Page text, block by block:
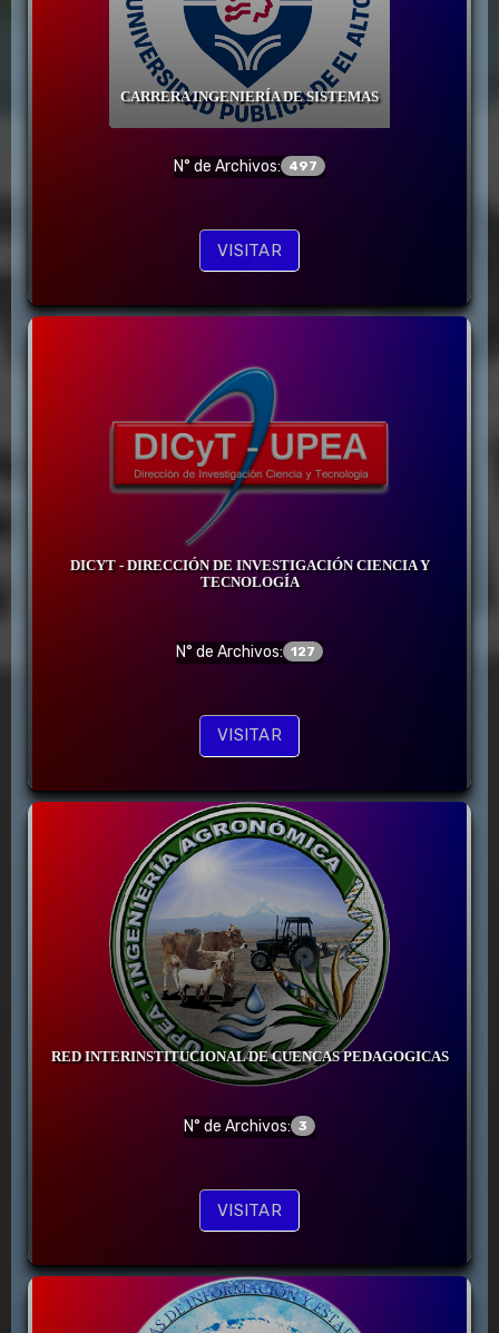
CARRERA INGENIERÍA DE SISTEMAS
N° de Archivos: 497
VISITAR
DICYT - DIRECCIÓN DE INVESTIGACIÓN CIENCIA Y
TECNOLOGÍA
N° de Archivos: 127
VISITAR
RED INTERINSTITUCIONAL DE CUENCAS PEDAGOGICAS
N° de Archivos: 3
VISITAR